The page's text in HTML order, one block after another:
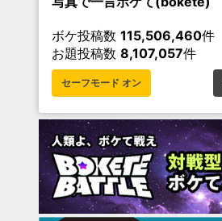
ボケ投稿数 115,506,460件
お題投稿数 8,107,057件
セーフモード オン